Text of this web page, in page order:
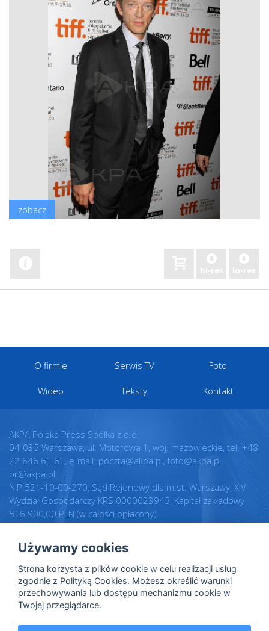
zobacz
hi-res lo-res
O firmie Serwis TV Foto
Wideo Teksty Kontakt
AKPA Polska Press Spółka z o.o.
04-035 Warszawa, ul. Motorowa 1, woj. mazowieckie, tel. +48
22 646 61 61, e-mail: poczta@akpa.pl, foto@akpa.pl,
pr@akpa.pl
NIP 521-10-00-270, Sąd Rejonowy dla m.st. Warszawy, XIV
Wydział Gospodarczy KRS 0000023945, Kapitał zakładowy
516.900,00 PLN (w całości opłacony)
Regulamin
Warunki licencji
Polityka prywatności
Polityka cookies
Dane osobowe
Realizacja:
Intellect.pl
Używamy cookies
Strona korzysta z plików cookie w celu realizacji usług
zgodnie z Polityką Cookies. Możesz określić warunki
przechowywania lub dostępu mechanizmu cookie w
Twojej przeglądarce.